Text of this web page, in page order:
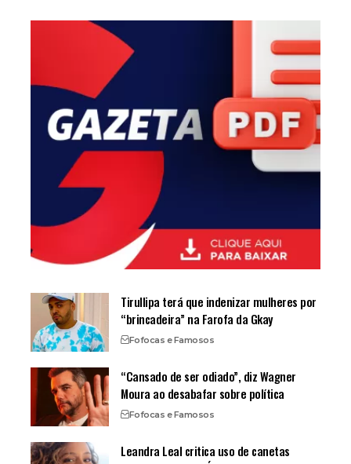
Tirullipa terá que indenizar mulheres por
“brincadeira” na Farofa da Gkay
Fofocas e Famosos
“Cansado de ser odiado”, diz Wagner
Moura ao desabafar sobre política
Fofocas e Famosos
Leandra Leal critica uso de canetas